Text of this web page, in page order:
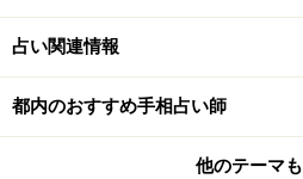
リセットチャンス。
ずれ巡ってくるチャンスに備え
回しをする、引継ぎの段取り
占い関連情報
都内のおすすめ手相占い師
他のテーマ